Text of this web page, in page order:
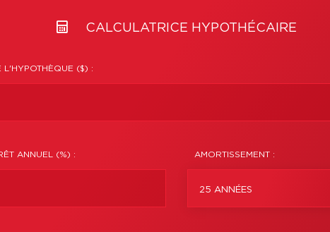
CALCULATRICE HYPOTHÉCAIRE
L'HYPOTHÈQUE ($) :
ANNUEL (%) : AMORTISSEMENT :
25 ANNÉES